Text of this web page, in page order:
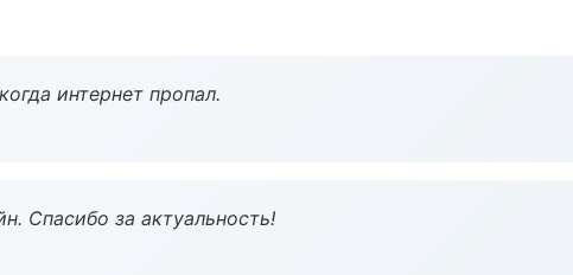
интернет пропал.
Спасибо за актуальность!